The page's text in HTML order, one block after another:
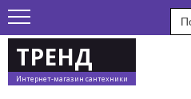
ТРЕНД
Интернет-магазин сантехники